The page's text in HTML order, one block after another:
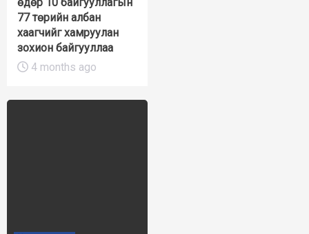
77 төрийн албан
хаагчийг хамруулан
зохион байгууллаа
4 months ago